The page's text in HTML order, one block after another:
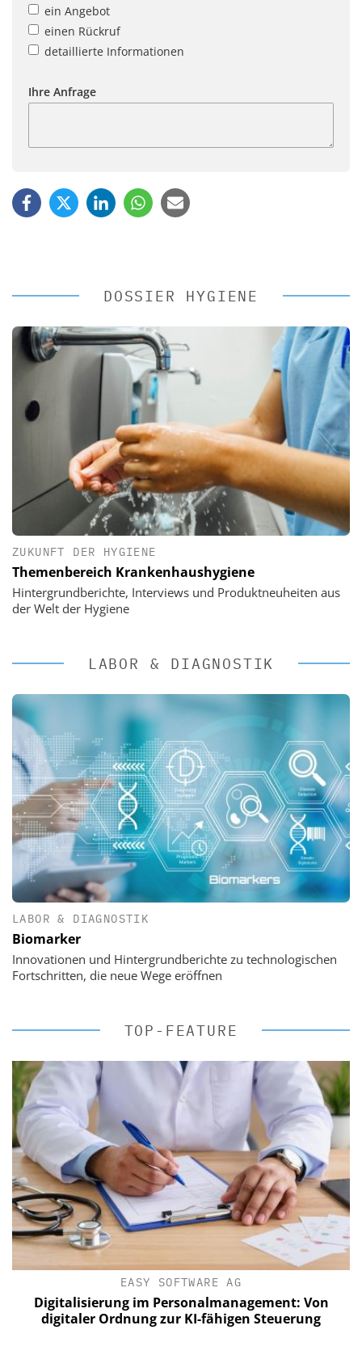
ein Angebot
einen Rückruf
detaillierte Informationen
Ihre Anfrage
DOSSIER HYGIENE
ZUKUNFT DER HYGIENE
Themenbereich Krankenhaushygiene
Hintergrundberichte, Interviews und Produktneuheiten aus
der Welt der Hygiene
LABOR & DIAGNOSTIK
LABOR & DIAGNOSTIK
Biomarker
Innovationen und Hintergrundberichte zu technologischen
Fortschritten, die neue Wege eröffnen
TOP-FEATURE
EASY SOFTWARE AG
Digitalisierung im Personalmanagement: Von
digitaler Ordnung zur KI-fähigen Steuerung